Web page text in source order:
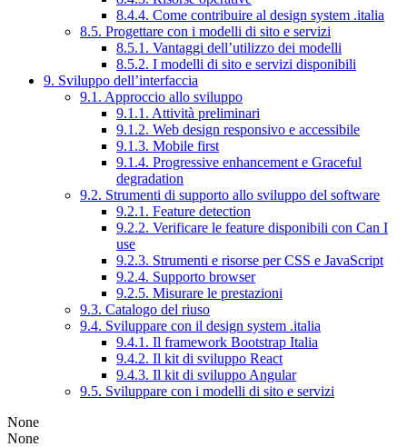
8.4.4. Come contribuire al design system .italia
8.5. Progettare con i modelli di sito e servizi
8.5.1. Vantaggi dell’utilizzo dei modelli
8.5.2. I modelli di sito e servizi disponibili
9. Sviluppo dell’interfaccia
9.1. Approccio allo sviluppo
9.1.1. Attività preliminari
9.1.2. Web design responsivo e accessibile
9.1.3. Mobile first
9.1.4. Progressive enhancement e Graceful
degradation
9.2. Strumenti di supporto allo sviluppo del software
9.2.1. Feature detection
9.2.2. Verificare le feature disponibili con Can I
use
9.2.3. Strumenti e risorse per CSS e JavaScript
9.2.4. Supporto browser
9.2.5. Misurare le prestazioni
9.3. Catalogo del riuso
9.4. Sviluppare con il design system .italia
9.4.1. Il framework Bootstrap Italia
9.4.2. Il kit di sviluppo React
9.4.3. Il kit di sviluppo Angular
9.5. Sviluppare con i modelli di sito e servizi
None
None